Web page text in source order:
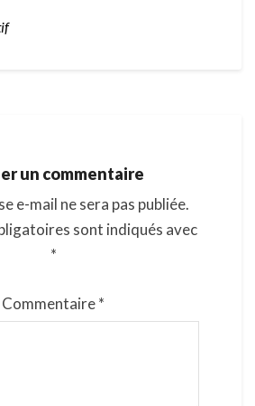
un commentaire
e-mail ne sera pas publiée.
sont indiqués avec
*
Commentaire*